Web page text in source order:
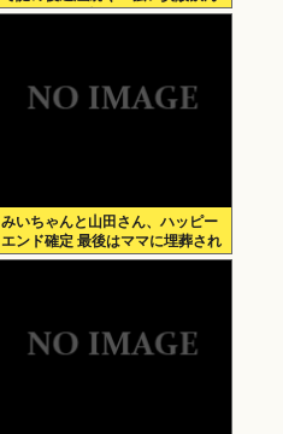
だら、あばら折れそうになる」
みいちゃんと山田さん、ハッピー
エンド確定 最後はママに埋葬され
る